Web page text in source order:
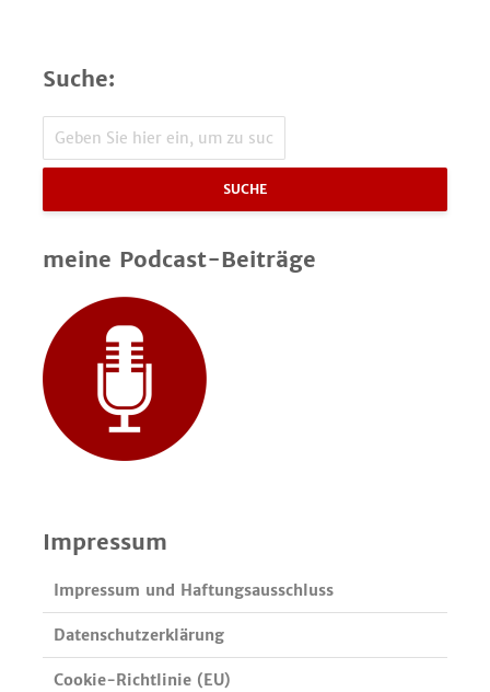
Suche:
SUCHE
meine Podcast-Beiträge
Impressum
Impressum und Haftungsausschluss
Datenschutzerklärung
Cookie-Richtlinie (EU)